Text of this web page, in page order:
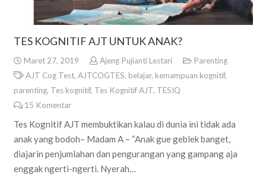
TES KOGNITIF AJT UNTUK ANAK?
Maret 27, 2019 Ajeng Pujianti Lestari
Parenting
AJT Cog Test, AJTCOGTES, belajar, kemampuan kognitif,
parenting, Tes kognitif, Tes Kognitif AJT, TESIQ
15 Komentar
Tes Kognitif AJT membuktikan kalau di dunia ini tidak ada
anak yang bodoh– Madam A – “Anak gue geblek banget,
diajarin penjumlahan dan pengurangan yang gampang aja
enggak ngerti-ngerti. Nyerah…